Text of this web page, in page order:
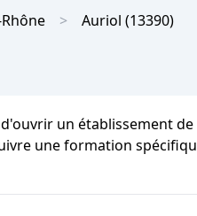
Auriol (13390)
un établissement
une formation